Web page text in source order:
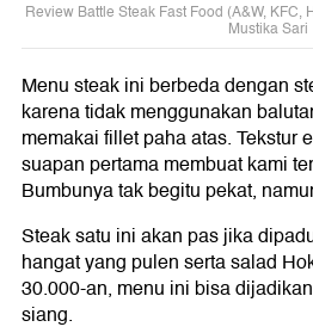
Review Battle Steak Fast Food (A&W, KFC,
Mustika Sari
Menu steak ini berbeda dengan
karena tidak menggunakan
memakai fillet paha atas. Tekstur
suapan pertama membuat kami
Bumbunya tak begitu pekat,
Steak satu ini akan pas jika
hangat yang pulen serta salad
30.000-an, menu ini bisa
siang.